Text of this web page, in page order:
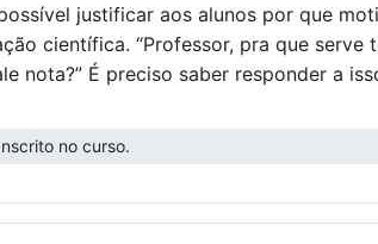
justificar aos alunos por que
científica. “Professor, pra que serve
nota?” É preciso saber responder a
no curso.